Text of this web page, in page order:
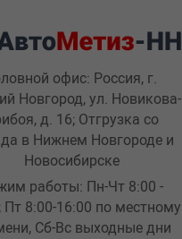
офис: Россия, г.
Новгород, ул. Новикова-
д. 16; Отгрузка со
в Нижнем Новгороде и
Новосибирске
работы: Пн-Чт 8:00 -
Пт 8:00-16:00 по местному
Сб-Вс выходные дни